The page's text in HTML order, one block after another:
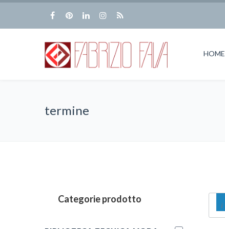
HOME
termine
Categorie prodotto